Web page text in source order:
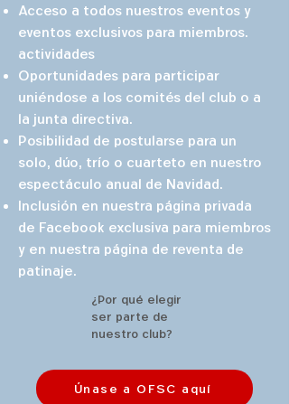
Acceso a todos nuestros eventos y
eventos exclusivos para miembros.
actividades
Oportunidades para participar
uniéndose a los comités del club o a
la junta directiva.
Posibilidad de postularse para un
solo, dúo, trío o cuarteto en nuestro
espectáculo anual de Navidad.
Inclusión en nuestra página privada
de Facebook exclusiva para miembros
y en nuestra página de reventa de
patinaje.
¿Por qué elegir
ser parte de
nuestro club?
Únase a OFSC aquí